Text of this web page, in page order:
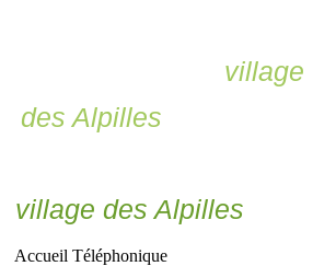
village
des Alpilles
village des Alpilles
Accueil Téléphonique